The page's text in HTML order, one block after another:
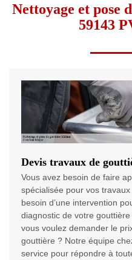
Nettoyage et pose
59143
Devis travaux de
Vous avez besoin de faire
spécialisée pour vos
besoin d’une intervention
diagnostic de votre
vous voulez demander le
gouttière ? Notre équipe
service pour répondre à